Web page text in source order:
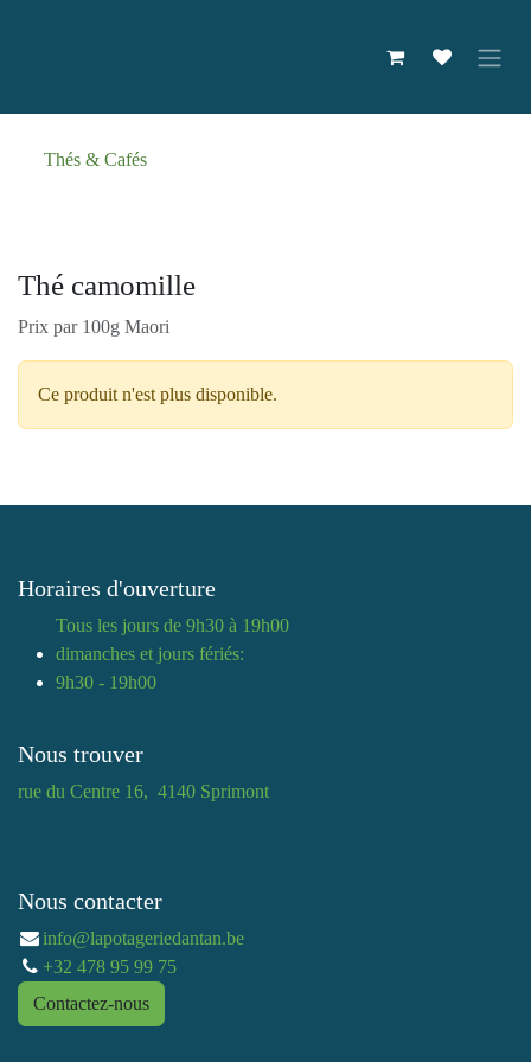
Thés & Cafés
Thé camomille
Prix par 100g Maori
Ce produit n'est plus disponible.
Horaires d'ouverture
Tous les jours de 9h30 à 19h00
dimanches et jours fériés:
9h30 - 19h00
Nous trouver
rue du Centre 16, 4140 Sprimont
Nous contacter
info@lapotageriedantan.be
+32 478 95 99 75
Contactez-nous